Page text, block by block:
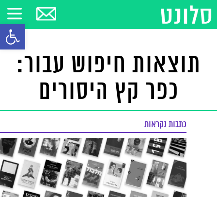
פתח
תוצאות חיפוש עבור:
כפר קץ היסורים
כתבות נקראות